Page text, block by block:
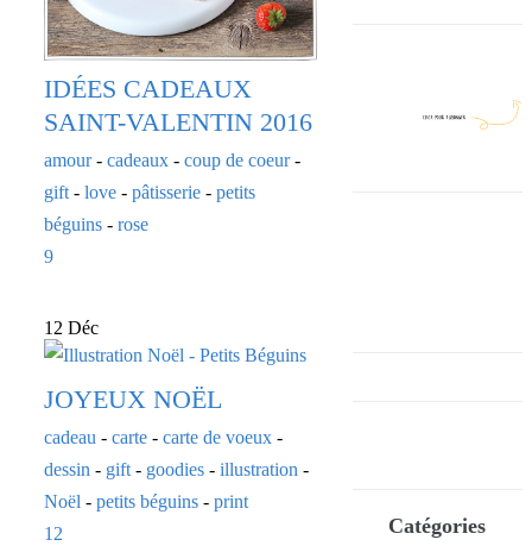
IDÉES CADEAUX
SAINT-VALENTIN 2016
amour- cadeaux - coup de coeur-
gift - love - pâtisserie - petits
béguins - rose
9
12 Déc
JOYEUX NOËL
cadeau - carte - carte de voeux -
dessin - gift - goodies - illustration -
Noël - petits béguins - print
12
Catégories